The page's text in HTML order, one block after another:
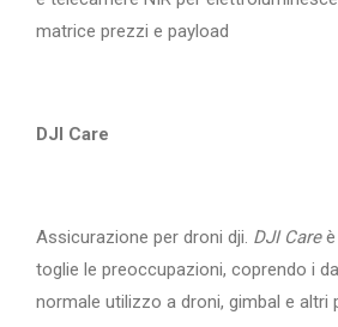
matrice prezzi e payload
DJI Care
Assicurazione per droni dji. DJI Careè
toglie le preoccupazioni, coprendo i
normale utilizzo a droni, gimbal e altri